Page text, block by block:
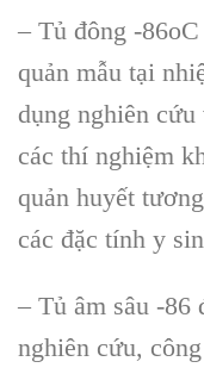
– Tủ đông -86oC
quản mẫu tại
dụng nghiên cứu
các thí nghiệm
quản huyết
các đặc tính y
– Tủ âm sâu -86
nghiên cứu, c